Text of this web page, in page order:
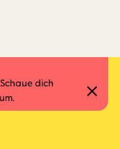
dich
um.